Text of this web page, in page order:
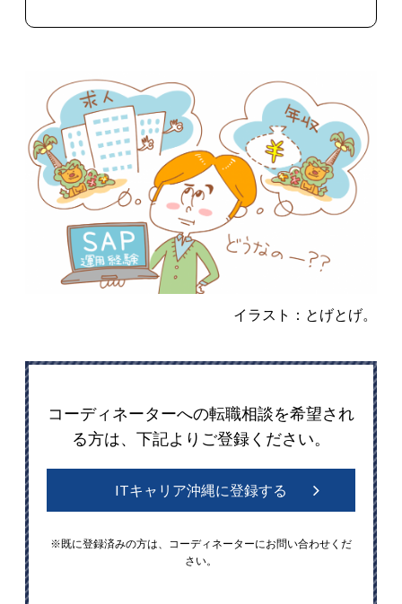
イラスト：とげとげ。
コーディネーターへの転職相談を希望され
る方は、下記よりご登録ください。
ITキャリア沖縄に登録する
※既に登録済みの方は、コーディネーターにお問い合わせくだ
さい。